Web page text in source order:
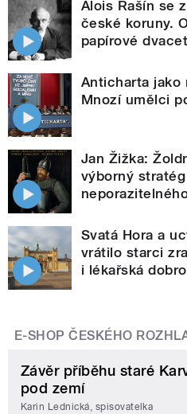
Alois Rašín se
české koruny.
papírové
Anticharta jako
Mnozí umělci
Jan Žižka:
výborný
Svatá Hora a
vrátilo starci
i lékařská
E-SHOP ČESKÉHO
Závěr příběhu staré
pod zemí
Karin Lednická, spisovatelka